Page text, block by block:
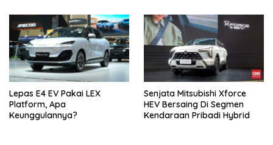
Lepas E4 EV Pakai LEX
Platform, Apa
Keunggulannya?
Senjata Mitsubishi Xforce
HEV Bersaing Di Segmen
Kendaraan Pribadi Hybrid